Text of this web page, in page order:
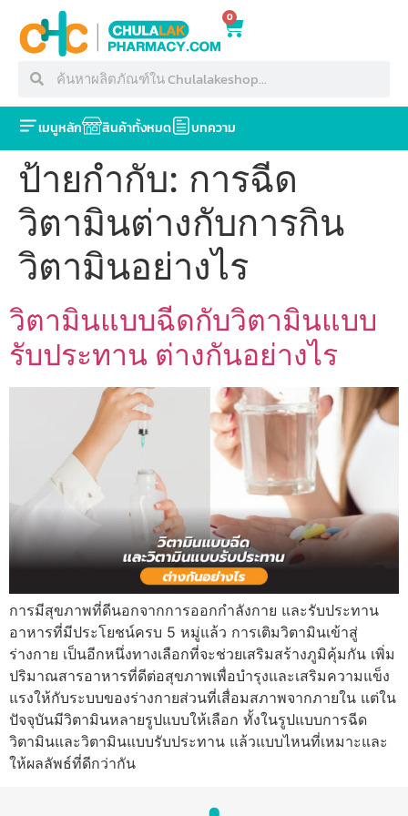
0
เมนูหลัก สินค้าทั้งหมด บทความ
ป้ายกำกับ: การฉีด
วิตามินต่างกับการกิน
วิตามินอย่างไร
วิตามินแบบฉีดกับวิตามินแบบ
รับประทาน ต่างกันอย่างไร
การมีสุขภาพที่ดีนอกจากการออกกำลังกาย และรับประทาน
อาหารที่มีประโยชน์ครบ 5 หมู่แล้ว การเติมวิตามินเข้าสู่
ร่างกาย เป็นอีกหนึ่งทางเลือกที่จะช่วยเสริมสร้างภูมิคุ้มกัน เพิ่ม
ปริมาณสารอาหารที่ดีต่อสุขภาพเพื่อบำรุงและเสริมความแข็ง
แรงให้กับระบบของร่างกายส่วนที่เสื่อมสภาพจากภายใน แต่ใน
ปัจจุบันมีวิตามินหลายรูปแบบให้เลือก ทั้งในรูปแบบการฉีด
วิตามินและวิตามินแบบรับประทาน แล้วแบบไหนที่เหมาะและ
ให้ผลลัพธ์ที่ดีกว่ากัน